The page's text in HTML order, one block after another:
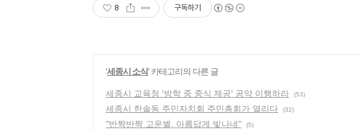
8 구독하기
'세종시 소식' 카테고리의 다른 글
세종시 교육청 '방학 중 중식 제공' 공약 이행하라 (53)
세종시 한솔동 주민자치회 주민총회가 열리다 (32)
“반짝반짝 고운별, 아름답게 빛나네” (5)